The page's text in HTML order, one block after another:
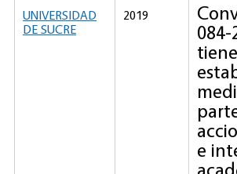
UNIVERSIDAD
DE SUCRE
2019
e